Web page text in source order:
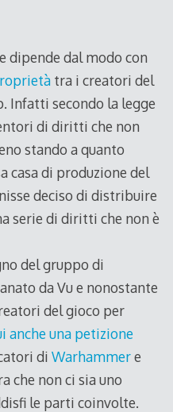
dipende dal modo con
tra i creatori del
Infatti secondo la legge
di diritti che non
stando a quanto
casa di produzione del
deciso di distribuire
serie di diritti che non è
del gruppo di
da Vu e nonostante
del gioco per
anche una petizione
di Warhammere
che non ci sia uno
le parti coinvolte.